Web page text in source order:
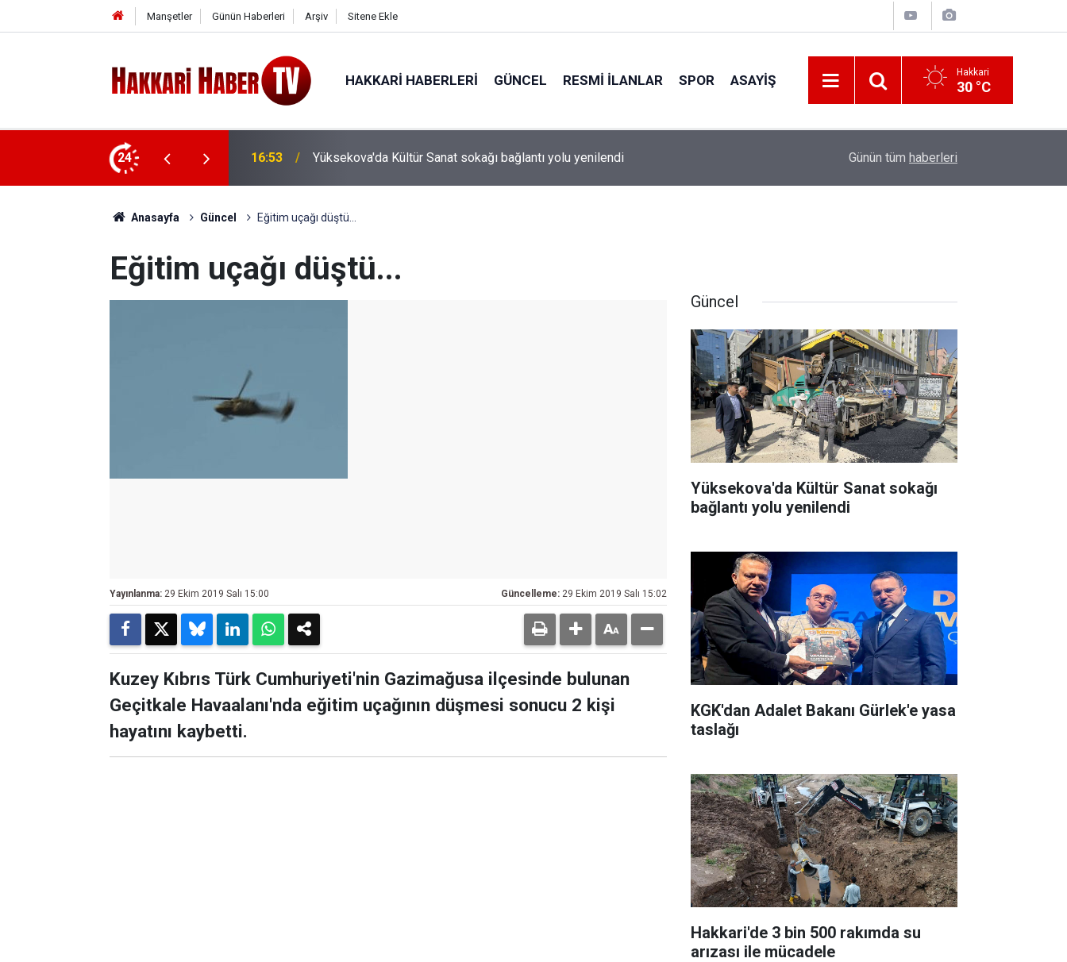
Manşetler Günün Haberleri Arşiv Sitene Ekle
HAKKARI HABERLERI GÜNCEL RESMI İLANLAR SPOR ASAYIŞ Hakkari
30 °C
24
bağlantı yolu yenilendi 16:48 AHBAP'ın Faaliyetleri Durduruldu KGK'dan Adalet Bakanı Gürlek'e yasa taslağı
Günün tüm haberleri
Anasayfa Güncel Eğitim uçağı düştü...
Eğitim uçağı düştü...
Yayınlanma: 29 Ekim 2019 Salı 15:00 Güncelleme: 29 Ekim 2019 Salı 15:02
Kuzey Kıbrıs Türk Cumhuriyeti'nin Gazimağusa ilçesinde bulunan
Geçitkale Havaalanı'nda eğitim uçağının düşmesi sonucu 2 kişi
hayatını kaybetti.
Güncel
Yüksekova'da Kültür Sanat sokağı
bağlantı yolu yenilendi
KGK'dan Adalet Bakanı Gürlek'e yasa
taslağı
Hakkari'de 3 bin 500 rakımda su
arızası ile mücadele